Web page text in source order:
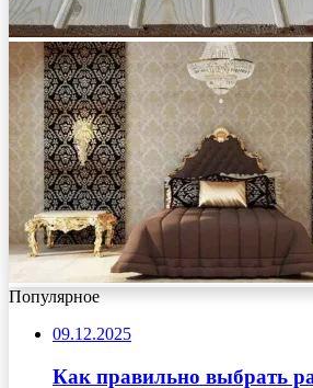
Популярное
09.12.2025
Как правильно выбрать